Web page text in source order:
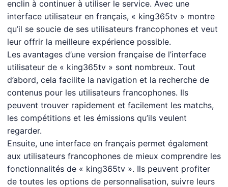
enclin à continuer à utiliser le service. Avec une
interface utilisateur en français, « king365tv » montre
qu’il se soucie de ses utilisateurs francophones et veut
leur offrir la meilleure expérience possible.
Les avantages d’une version française de l’interface
utilisateur de « king365tv » sont nombreux. Tout
d’abord, cela facilite la navigation et la recherche de
contenus pour les utilisateurs francophones. Ils
peuvent trouver rapidement et facilement les matchs,
les compétitions et les émissions qu’ils veulent
regarder.
Ensuite, une interface en français permet également
aux utilisateurs francophones de mieux comprendre les
fonctionnalités de « king365tv ». Ils peuvent profiter
de toutes les options de personnalisation, suivre leurs